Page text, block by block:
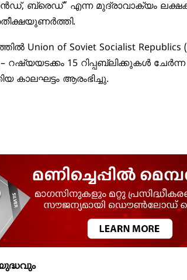
ബ്രെഡ്” എന്ന മുദ്രാവാക്യം
Union of Soviet Socialist Republics
റഷ്യയടക്കം 15 റിപ്പബ്ലിക്കുകൾ
ആരംഭിച്ചു.